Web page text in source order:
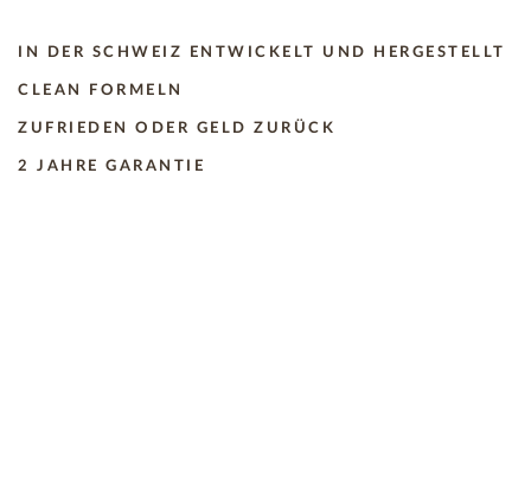
IN DER SCHWEIZ ENTWICKELT UND HERGESTELLT
CLEAN FORMELN
ZUFRIEDEN ODER GELD ZURÜCK
2 JAHRE GARANTIE